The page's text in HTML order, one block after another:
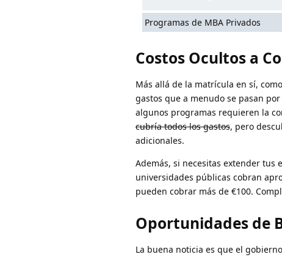
Programas de MBA Privados
Costos Ocultos a
Más allá de la matrícula en sí,
gastos que a menudo se pasan
algunos programas requieren la
cubría todos los gastos, pero
adicionales.
Además, si necesitas extender tus
universidades públicas cobran
pueden cobrar más de €100.
Oportunidades de
La buena noticia es que el